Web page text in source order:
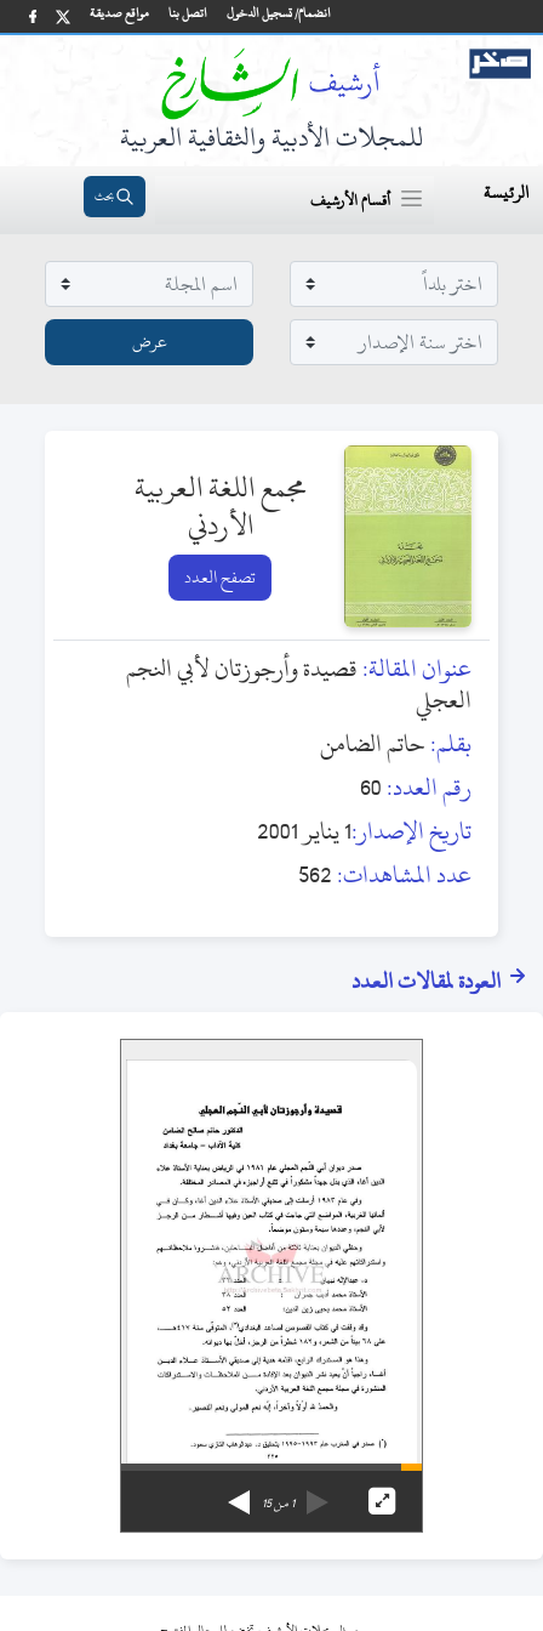
مواقع صديقة اتصل بنا انضمام/ تسجيل الدخول
للمجلات الأدبية والثقافية العربية
الرئيسة أقسام الأرشيف بحث
مجمع اللغة العربية
الأردني
تصفح العدد
عنوان المقالة:قصيدة وأرجوزتان لأبي النجم
العجلي
بقلم:حاتم الضامن
رقم العدد:60
تاريخ الإصدار:1 يناير 2001
عدد المشاهدات:562
العودة لمقالات العدد
1من15